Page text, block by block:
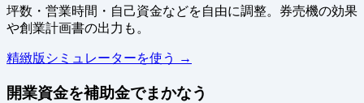
坪数・営業時間・自己資金などを自由に調整。券売機の効果
や創業計画書の出力も。
精緻版シミュレーターを使う →
開業資金を補助金でまかなう